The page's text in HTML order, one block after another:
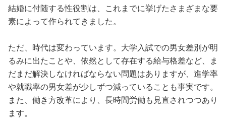
結婚に付随する性役割は、これまでに挙げたさまざまな要
素によって作られてきました。
ただ、時代は変わっています。大学入試での男女差別が明
るみに出たことや、依然として存在する給与格差など、ま
だまだ解決しなければならない問題はありますが、進学率
や就職率の男女差が少しずつ減っていることも事実です。
また、働き方改革により、長時間労働も見直されつつあり
ます。